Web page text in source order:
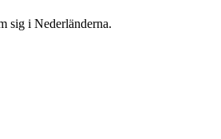
sig i Nederländerna.